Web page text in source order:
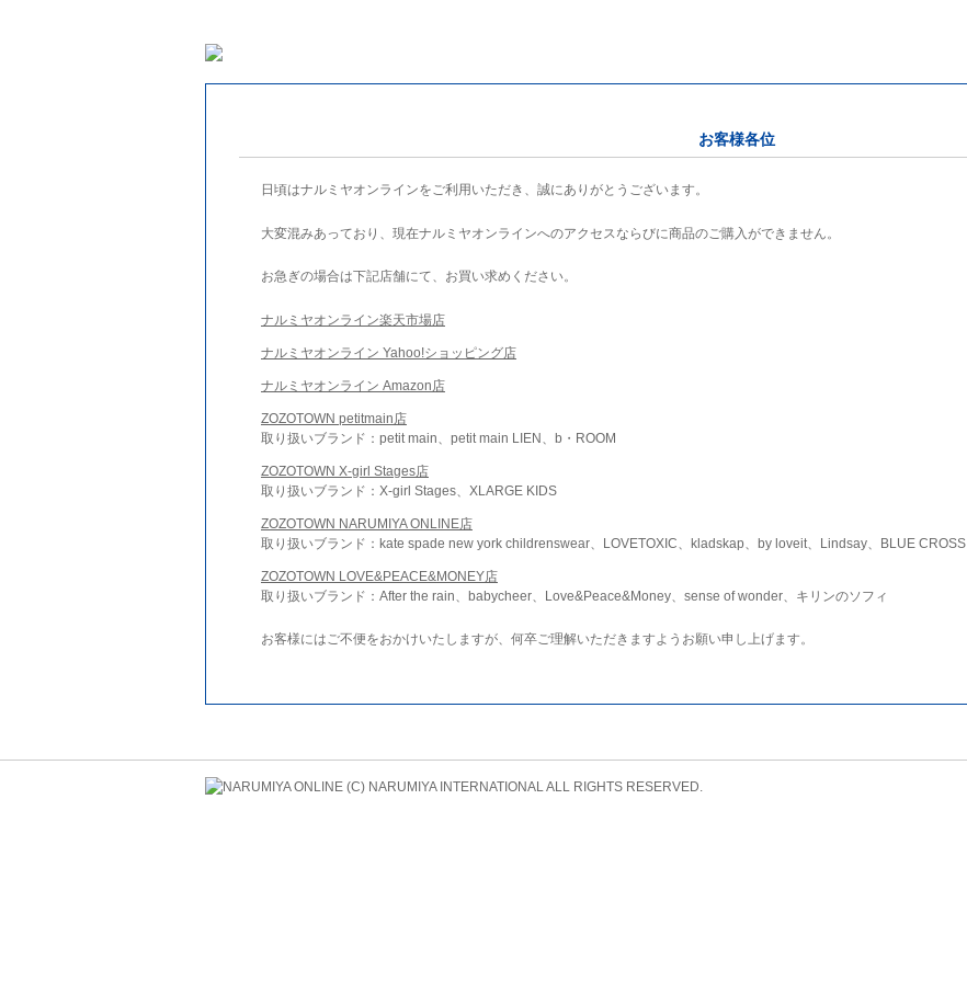
お客様各位
日頃はナルミヤオンラインをご利用いただき、誠にありがとうございます。
大変混みあっており、現在ナルミヤオンラインへのアクセスならびに商品のご購入ができません。
お急ぎの場合は下記店舗にて、お買い求めください。
ナルミヤオンライン楽天市場店
ナルミヤオンライン Yahoo!ショッピング店
ナルミヤオンライン Amazon店
ZOZOTOWN petitmain店
取り扱いブランド：petit main、petit main LIEN、b・ROOM
ZOZOTOWN X-girl Stages店
取り扱いブランド：X-girl Stages、XLARGE KIDS
ZOZOTOWN NARUMIYA ONLINE店
取り扱いブランド：kate spade new york childrenswear、LOVETOXIC、kladskap、by loveit、Lindsay、BLUE CROSS
ZOZOTOWN LOVE&PEACE&MONEY店
取り扱いブランド：After the rain、babycheer、Love&Peace&Money、sense of wonder、キリンのソフィ
お客様にはご不便をおかけいたしますが、何卒ご理解いただきますようお願い申し上げます。